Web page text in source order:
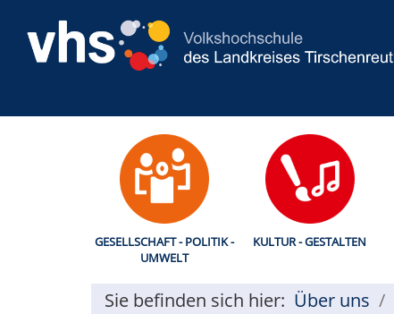
GESELLSCHAFT - POLITIK -
UMWELT
KULTUR - GESTALTEN
Sie befinden sich hier: Über uns